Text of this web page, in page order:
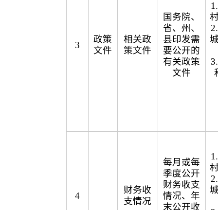
3
政策
文件
相关政
策文件
国务院、
省、州、
县印发需
要公开的
有关政策
文件
4
财务收
支情况
每月或每
季度公开
财务收支
情况、年
末公开收